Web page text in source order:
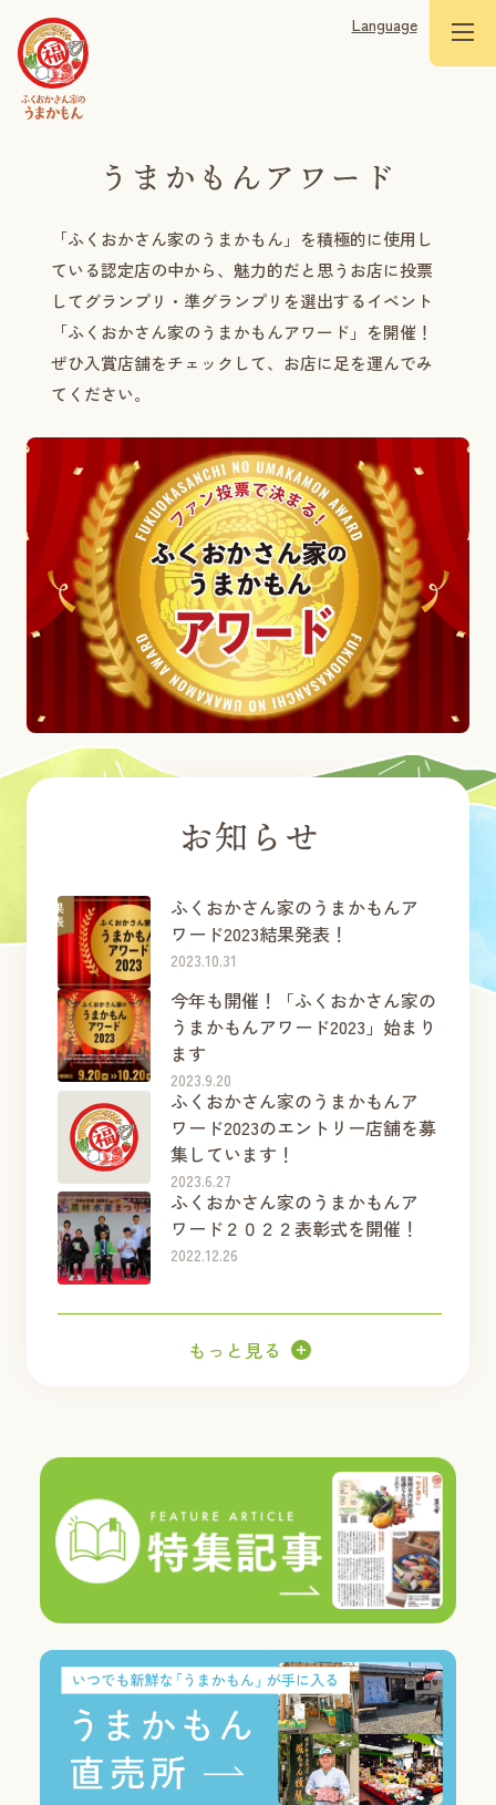
Language
「ふくおかさん家のうまかもん」を積極的に使用し
ている認定店の中から、魅力的だと思うお店に投票
してグランプリ・準グランプリを選出するイベント
「ふくおかさん家のうまかもんアワード」を開催！
ぜひ入賞店舗をチェックして、お店に足を運んでみ
てください。
ふくおかさん家のうまかもんア
ワード2023結果発表！
2023.10.31
今年も開催！「ふくおかさん家の
うまかもんアワード2023」始まり
ます
2023.9.20
ふくおかさん家のうまかもんア
ワード2023のエントリー店舗を募
集しています！
2023.6.27
ふくおかさん家のうまかもんア
ワード２０２２表彰式を開催！
2022.12.26
もっと見る